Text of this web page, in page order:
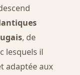
, de
lesquels il
adaptée aux